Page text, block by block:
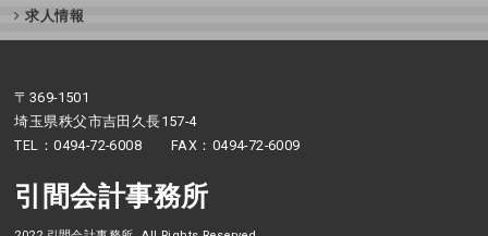
求人情報
〒369-1501
埼玉県秩父市吉田久長157-4
TEL：0494-72-6008 FAX：0494-72-6009
引間会計事務所